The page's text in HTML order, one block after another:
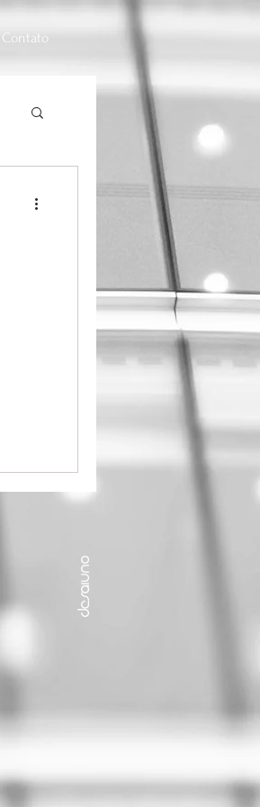
Contato